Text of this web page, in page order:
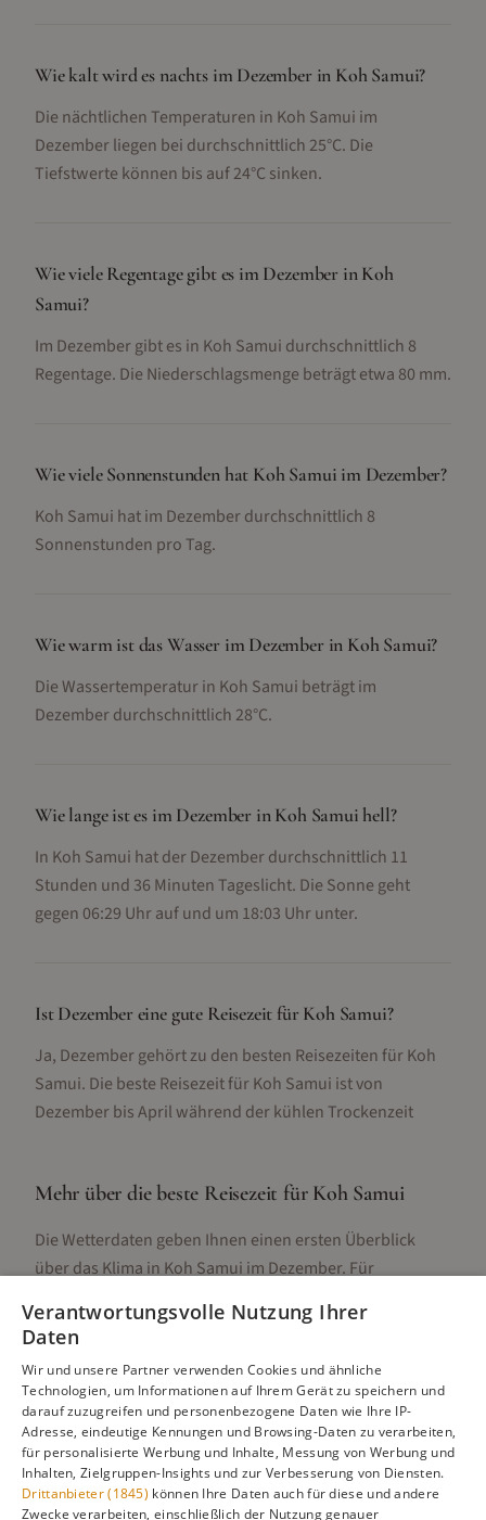
Wie kalt wird es nachts im Dezember in Koh Samui?
Die nächtlichen Temperaturen in Koh Samui im
Dezember liegen bei durchschnittlich 25°C. Die
Tiefstwerte können bis auf 24°C sinken.
Wie viele Regentage gibt es im Dezember in Koh
Samui?
Im Dezember gibt es in Koh Samui durchschnittlich 8
Regentage. Die Niederschlagsmenge beträgt etwa 80 mm.
Wie viele Sonnenstunden hat Koh Samui im Dezember?
Koh Samui hat im Dezember durchschnittlich 8
Sonnenstunden pro Tag.
Wie warm ist das Wasser im Dezember in Koh Samui?
Die Wassertemperatur in Koh Samui beträgt im
Dezember durchschnittlich 28°C.
Wie lange ist es im Dezember in Koh Samui hell?
In Koh Samui hat der Dezember durchschnittlich 11
Stunden und 36 Minuten Tageslicht. Die Sonne geht
gegen 06:29 Uhr auf und um 18:03 Uhr unter.
Ist Dezember eine gute Reisezeit für Koh Samui?
Ja, Dezember gehört zu den besten Reisezeiten für Koh
Samui. Die beste Reisezeit für Koh Samui ist von
Dezember bis April während der kühlen Trockenzeit
Mehr über die beste Reisezeit für Koh Samui
Die Wetterdaten geben Ihnen einen ersten Überblick
über das Klima in Koh Samui im Dezember. Für
regionalen Unterschieden, Aktivitäten und Reisetipps
Alle Infos zur besten ReisezeitKoh Samui
Verantwortungsvolle Nutzung Ihrer
Daten
Wir und unsere Partner verwenden Cookies und ähnliche
Technologien, um Informationen auf Ihrem Gerät zu speichern und
darauf zuzugreifen und personenbezogene Daten wie Ihre IP-
Adresse, eindeutige Kennungen und Browsing-Daten zu verarbeiten,
für personalisierte Werbung und Inhalte, Messung von Werbung und
Inhalten, Zielgruppen-Insights und zur Verbesserung von Diensten.
Drittanbieter (1845) können Ihre Daten auch für diese und andere
Zwecke verarbeiten, einschließlich der Nutzung genauer